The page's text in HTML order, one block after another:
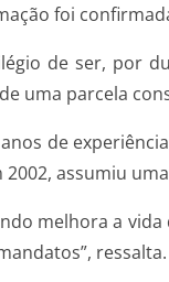
foi
de ser, por
uma parcela
de
assumiu
melhora a
ressalta.